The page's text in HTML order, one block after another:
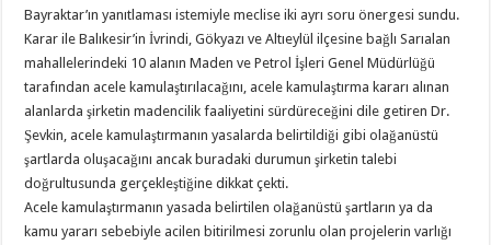
Bayraktar’ın yanıtlaması istemiyle meclise iki ayrı soru önergesi sundu.
Karar ile Balıkesir’in İvrindi, Gökyazı ve Altıeylül ilçesine bağlı Sarıalan
mahallelerindeki 10 alanın Maden ve Petrol İşleri Genel Müdürlüğü
tarafından acele kamulaştırılacağını, acele kamulaştırma kararı alınan
alanlarda şirketin madencilik faaliyetini sürdüreceğini dile getiren Dr.
Şevkin, acele kamulaştırmanın yasalarda belirtildiği gibi olağanüstü
şartlarda oluşacağını ancak buradaki durumun şirketin talebi
doğrultusunda gerçekleştiğine dikkat çekti.
Acele kamulaştırmanın yasada belirtilen olağanüstü şartların ya da
kamu yararı sebebiyle acilen bitirilmesi zorunlu olan projelerin varlığı